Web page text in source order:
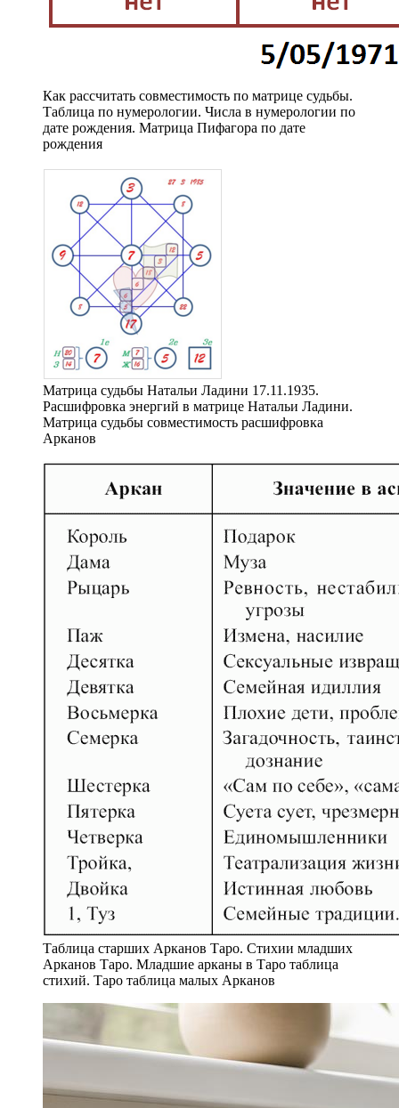
Как рассчитать совместимость по матрице судьбы.
Таблица по нумерологии. Числа в нумерологии по
дате рождения. Матрица Пифагора по дате
рождения
Матрица судьбы Натальи Ладини 17.11.1935.
Расшифровка энергий в матрице Натальи Ладини.
Матрица судьбы совместимость расшифровка
Арканов
Таблица старших Арканов Таро. Стихии младших
Арканов Таро. Младшие арканы в Таро таблица
стихий. Таро таблица малых Арканов